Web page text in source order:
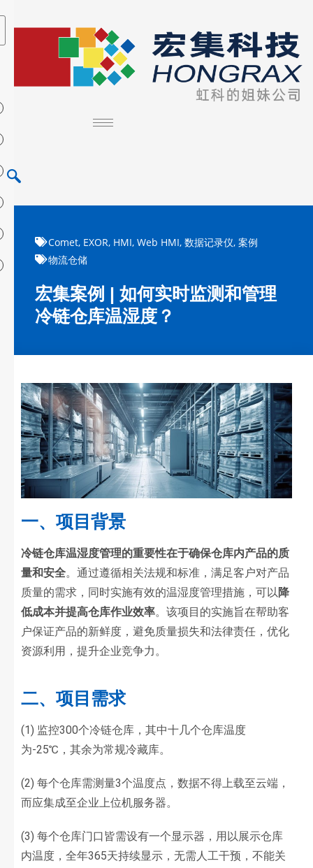
Comet, EXOR, HMI, Web HMI, 数据记录仪, 案例
物流仓储
宏集案例 | 如何实时监测和管理
冷链仓库温湿度？
一、项目背景
冷链仓库温湿度管理的重要性在于确保仓库内产品的质
量和安全。通过遵循相关法规和标准，满足客户对产品
质量的需求，同时实施有效的温湿度管理措施，可以降
低成本并提高仓库作业效率。该项目的实施旨在帮助客
户保证产品的新鲜度，避免质量损失和法律责任，优化
资源利用，提升企业竞争力。
二、项目需求
(1) 监控300个冷链仓库，其中十几个仓库温度
为-25℃，其余为常规冷藏库。
(2) 每个仓库需测量3个温度点，数据不得上载至云端，
而应集成至企业上位机服务器。
(3) 每个仓库门口皆需设有一个显示器，用以展示仓库
内温度，全年365天持续显示，无需人工干预，不能关